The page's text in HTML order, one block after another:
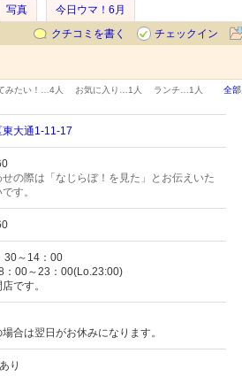
写真
今日ウマ！6月
クチコミを書く
チェックイン
みたい！… 4人 お気に入り… 1人 ランチ… 1人 全
大通1-11-17
の際は「なじらぼ！を見た」とお伝えいた
す。
～14：00
00～23：00(Lo.23:00)
です。
合は翌日がお休みになります。
り